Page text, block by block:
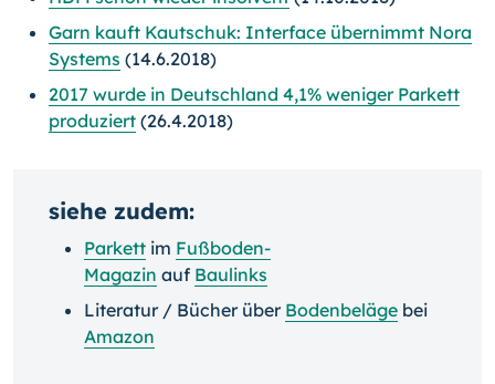
Garn kauft Kautschuk: Interface übernimmt Nora
Systems (14.6.2018)
2017 wurde in Deutschland 4,1% weniger Parkett
produziert (26.4.2018)
siehe zudem:
Parkett im Fußboden-
Magazin auf Baulinks
Literatur / Bücher über Bodenbeläge bei
Amazon